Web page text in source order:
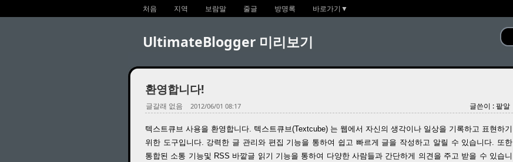
처음 지역 보람말 줄글 방명록 바로가기▼
UltimateBlogger 미리보기
환영합니다!
글갈래 없음 2012/06/01 08:17 글쓴이 : 팥알
텍스트큐브 사용을 환영합니다. 텍스트큐브(Textcube) 는 웹에서 자신의 생각이나 일상을 기록하고 표현하기
위한 도구입니다. 강력한 글 관리와 편집 기능을 통하여 쉽고 빠르게 글을 작성하고 알릴 수 있습니다. 또한
통합된 소통 기능및 RSS 바깥글 읽기 기능을 통하여 다양한 사람들과 간단하게 의견을 주고 받을 수 있습니